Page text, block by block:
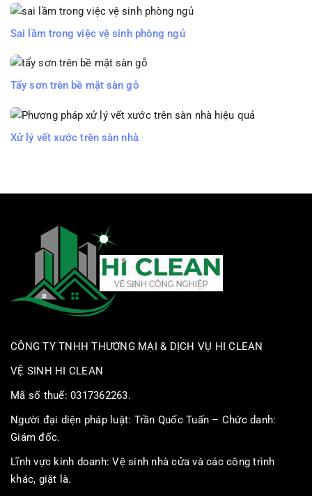
Sai lầm trong việc vệ sinh phòng ngủ
Tẩy sơn trên bề mặt sàn gỗ
Xử lý vết xước trên sàn nhà
CÔNG TY TNHH THƯƠNG MẠI & DỊCH VỤ HI CLEAN
VỆ SINH HI CLEAN
Mã số thuế: 0317362263.
Người đại diện pháp luật: Trần Quốc Tuấn – Chức danh:
Giám đốc.
Lĩnh vực kinh doanh: Vệ sinh nhà cửa và các công trình
khác, giặt là.